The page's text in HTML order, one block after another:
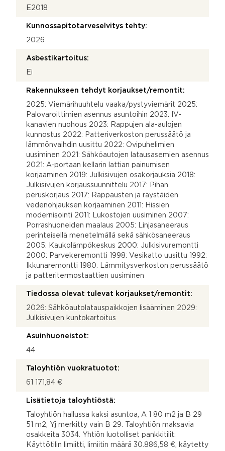
E2018
Kunnossapitotarveselvitys tehty:
2026
Asbestikartoitus:
Ei
Rakennukseen tehdyt korjaukset/remontit:
2025: Viemärihuuhtelu vaaka/pystyviemärit 2025:
Palovaroittimien asennus asuntoihin 2023: IV-
kanavien nuohous 2023: Rappujen ala-aulojen
kunnostus 2022: Patteriverkoston perussäätö ja
lämmönvaihdin uusittu 2022: Ovipuhelimien
uusiminen 2021: Sähköautojen latausasemien asennus
2021: A-portaan kellarin lattian painumisen
korjaaminen 2019: Julkisivujen osakorjauksia 2018:
Julkisivujen korjaussuunnittelu 2017: Pihan
peruskorjaus 2017: Rappausten ja räystäiden
vedenohjauksen korjaaminen 2011: Hissien
modernisointi 2011: Lukostojen uusiminen 2007:
Porrashuoneiden maalaus 2005: Linjasaneeraus
perinteisellä menetelmällä sekä sähkösaneeraus
2005: Kaukolämpökeskus 2000: Julkisivuremontti
2000: Parvekeremontti 1998: Vesikatto uusittu 1992:
Ikkunaremontti 1980: Lämmitysverkoston perussäätö
ja patteritermostaattien uusiminen
Tiedossa olevat tulevat korjaukset/remontit:
2026: Sähköautolatauspaikkojen lisääminen 2029:
Julkisivujen kuntokartoitus
Asuinhuoneistot:
44
Taloyhtiön vuokratuotot:
61 171,84 €
Lisätietoja taloyhtiöstä:
Taloyhtiön hallussa kaksi asuntoa, A 1 80 m2 ja B 29
51 m2, Yj merkitty vain B 29. Taloyhtiön maksavia
osakkeita 3034. Yhtiön luotolliset pankkitilit:
Käyttötilin limiitti, limiitin määrä 30.886,58 €, käytetty